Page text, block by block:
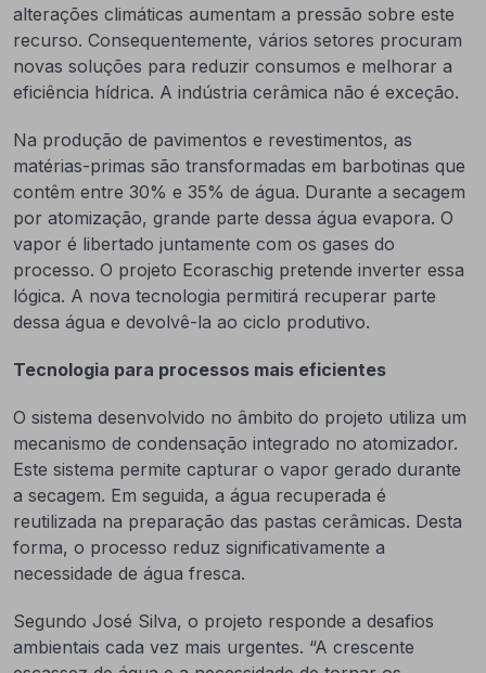
alterações climáticas aumentam a pressão sobre este
recurso. Consequentemente, vários setores procuram
novas soluções para reduzir consumos e melhorar a
eficiência hídrica. A indústria cerâmica não é exceção.
Na produção de pavimentos e revestimentos, as
matérias-primas são transformadas em barbotinas que
contêm entre 30% e 35% de água. Durante a secagem
por atomização, grande parte dessa água evapora. O
vapor é libertado juntamente com os gases do
processo. O projeto Ecoraschig pretende inverter essa
lógica. A nova tecnologia permitirá recuperar parte
dessa água e devolvê-la ao ciclo produtivo.
Tecnologia para processos mais eficientes
O sistema desenvolvido no âmbito do projeto utiliza um
mecanismo de condensação integrado no atomizador.
Este sistema permite capturar o vapor gerado durante
a secagem. Em seguida, a água recuperada é
reutilizada na preparação das pastas cerâmicas. Desta
forma, o processo reduz significativamente a
necessidade de água fresca.
Segundo José Silva, o projeto responde a desafios
ambientais cada vez mais urgentes. “A crescente